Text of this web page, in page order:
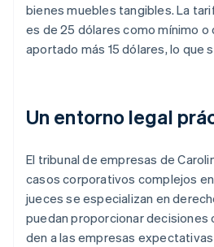
bienes muebles tangibles. La
es de 25 dólares como mínimo o
aportado más 15 dólares, lo que
Un entorno legal
El tribunal de empresas de
casos corporativos complejos
jueces se especializan en
puedan proporcionar decisiones
den a las empresas expectativas